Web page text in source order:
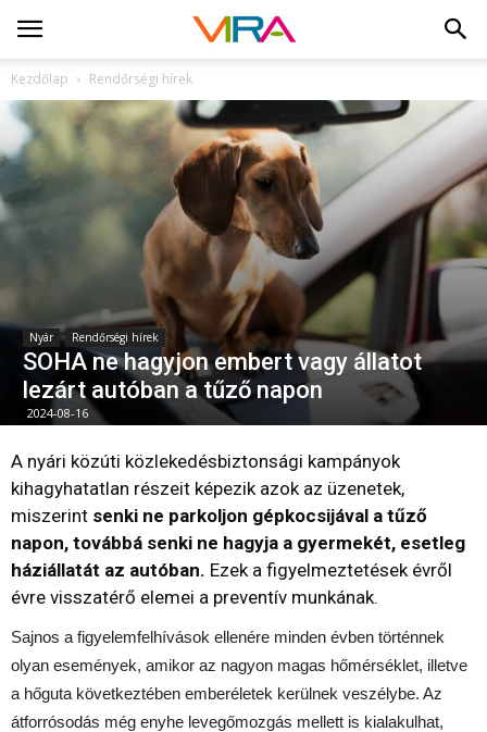
Kezdőlap Rendőrségi hírek
Nyár Rendőrségi hírek
SOHA ne hagyjon embert vagy állatot
lezárt autóban a tűző napon
2024-08-16
A nyári közúti közlekedésbiztonsági kampányok
kihagyhatatlan részeit képezik azok az üzenetek,
miszerint senki ne parkoljon gépkocsijával a tűző
napon, továbbá senki ne hagyja a gyermekét, esetleg
háziállatát az autóban. Ezek a figyelmeztetések évről
évre visszatérő elemei a preventív munkának.
Sajnos a figyelemfelhívások ellenére minden évben történnek
olyan események, amikor az nagyon magas hőmérséklet, illetve
a hőguta következtében emberéletek kerülnek veszélybe. Az
átforrósodás még enyhe levegőmozgás mellett is kialakulhat,